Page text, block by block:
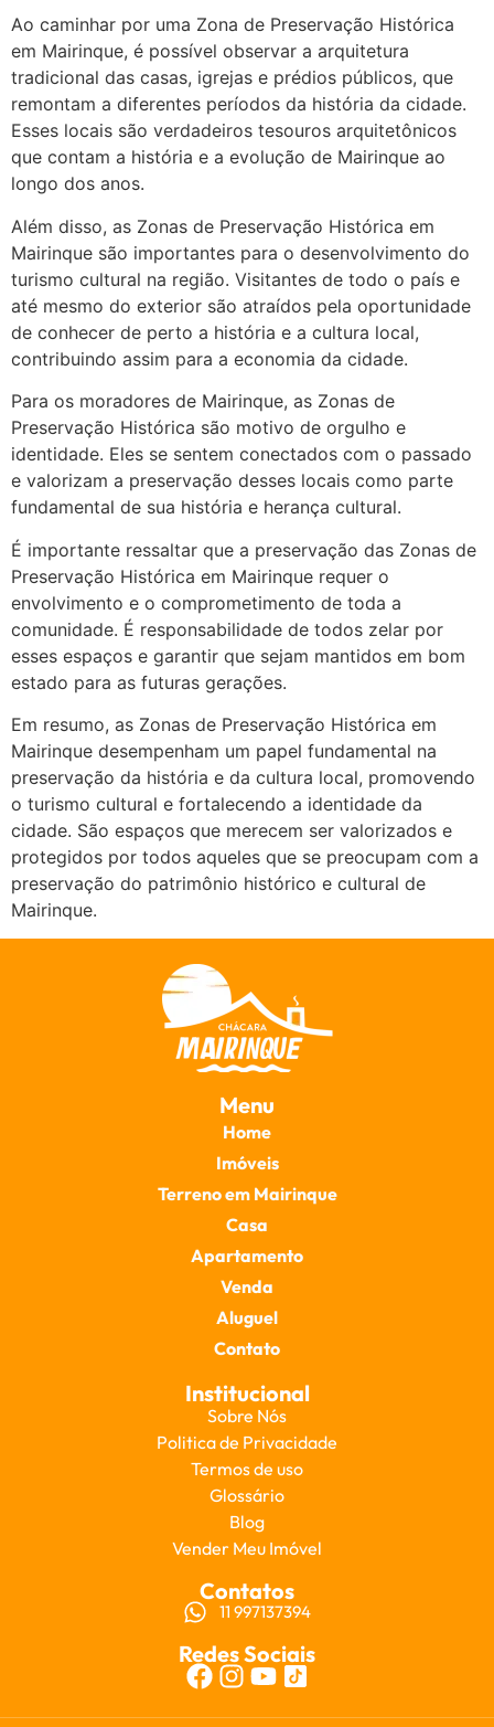
Ao caminhar por uma Zona de Preservação Histórica
em Mairinque, é possível observar a arquitetura
tradicional das casas, igrejas e prédios públicos, que
remontam a diferentes períodos da história da cidade.
Esses locais são verdadeiros tesouros arquitetônicos
que contam a história e a evolução de Mairinque ao
longo dos anos.
Além disso, as Zonas de Preservação Histórica em
Mairinque são importantes para o desenvolvimento do
turismo cultural na região. Visitantes de todo o país e
até mesmo do exterior são atraídos pela oportunidade
de conhecer de perto a história e a cultura local,
contribuindo assim para a economia da cidade.
Para os moradores de Mairinque, as Zonas de
Preservação Histórica são motivo de orgulho e
identidade. Eles se sentem conectados com o passado
e valorizam a preservação desses locais como parte
fundamental de sua história e herança cultural.
É importante ressaltar que a preservação das Zonas de
Preservação Histórica em Mairinque requer o
envolvimento e o comprometimento de toda a
comunidade. É responsabilidade de todos zelar por
esses espaços e garantir que sejam mantidos em bom
estado para as futuras gerações.
Em resumo, as Zonas de Preservação Histórica em
Mairinque desempenham um papel fundamental na
preservação da história e da cultura local, promovendo
o turismo cultural e fortalecendo a identidade da
cidade. São espaços que merecem ser valorizados e
protegidos por todos aqueles que se preocupam com a
preservação do patrimônio histórico e cultural de
Mairinque.
Menu
Home
Imóveis
Terreno em Mairinque
Casa
Apartamento
Venda
Aluguel
Contato
Institucional
Sobre Nós
Politica de Privacidade
Termos de uso
Glossário
Blog
Vender Meu Imóvel
Contatos
11 997137394
Redes Sociais